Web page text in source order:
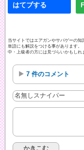
はてブする
当サイトではエアガンやサバゲーの
単語にも解説をつける事があります。
中・上級者の方には見づらいかもし
7 件のコメント